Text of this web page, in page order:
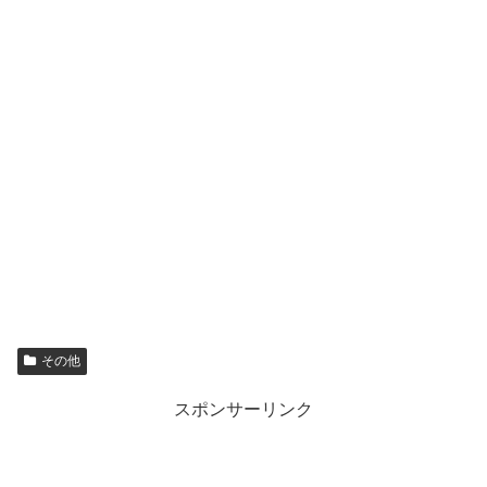
その他
スポンサーリンク